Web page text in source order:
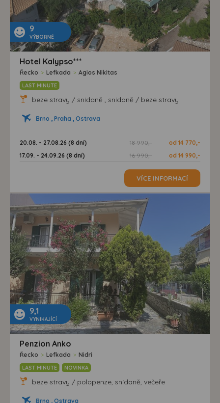
9
VÝBORNÉ
Hotel Kalypso***
Řecko > Lefkada > Agios Nikitas
LAST MINUTE
beze stravy / snídaně , snídaně / beze stravy
Brno , Praha , Ostrava
20.08. - 27.08.26 (8 dní) 18 990,-
od 14 770,-
17.09. - 24.09.26 (8 dní)
16 990,- od 14 990,-
VÍCE INFORMACÍ
9,1
VYNIKAJÍCÍ
Penzion Anko
Řecko > Lefkada > Nidri
LAST MINUTE NOVINKA
beze stravy / polopenze, snídaně, večeře
Brno , Ostrava